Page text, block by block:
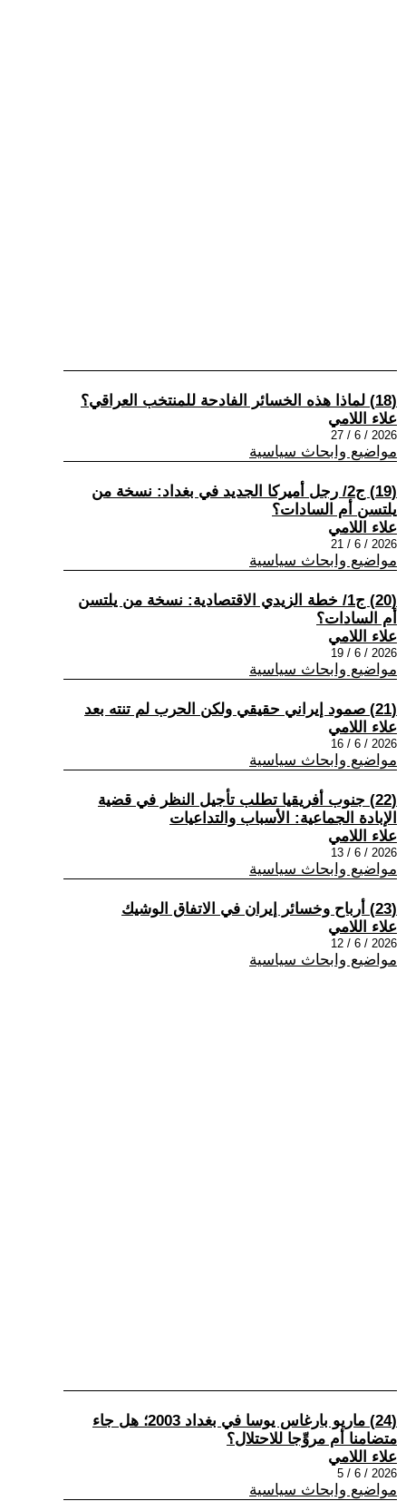
(18) لماذا هذه الخسائر الفادحة للمنتخب العراقي؟
علاء اللامي
2026 / 6 / 27
مواضيع وابحاث سياسية
(19) ج2/ رجل أميركا الجديد في بغداد: نسخة من
يلتسن أم السادات؟
علاء اللامي
2026 / 6 / 21
مواضيع وابحاث سياسية
(20) ج1/ خطة الزيدي الاقتصادية: نسخة من يلتسن
أم السادات؟
علاء اللامي
2026 / 6 / 19
مواضيع وابحاث سياسية
(21) صمود إيراني حقيقي ولكن الحرب لم تنته بعد
علاء اللامي
2026 / 6 / 16
مواضيع وابحاث سياسية
(22) جنوب أفريقيا تطلب تأجيل النظر في قضية
الإبادة الجماعية: الأسباب والتداعيات
علاء اللامي
2026 / 6 / 13
مواضيع وابحاث سياسية
(23) أرباح وخسائر إيران في الاتفاق الوشيك
علاء اللامي
2026 / 6 / 12
مواضيع وابحاث سياسية
(24) ماريو بارغاس يوسا في بغداد 2003؛ هل جاء
متضامنا أم مروِّجا للاحتلال؟
علاء اللامي
2026 / 6 / 5
مواضيع وابحاث سياسية